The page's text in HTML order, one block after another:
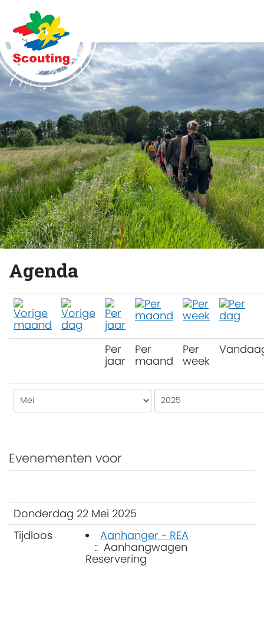
Agenda
Per
jaar
Per
maand
Per
week
Evenementen voor
Donderdag 22 Mei 2025
Tijdloos
Aanhanger - REA
:: Aanhangwagen
Reservering